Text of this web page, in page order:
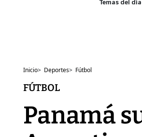
Inicio> Deportes> Fútbol
FÚTBOL
Panamá